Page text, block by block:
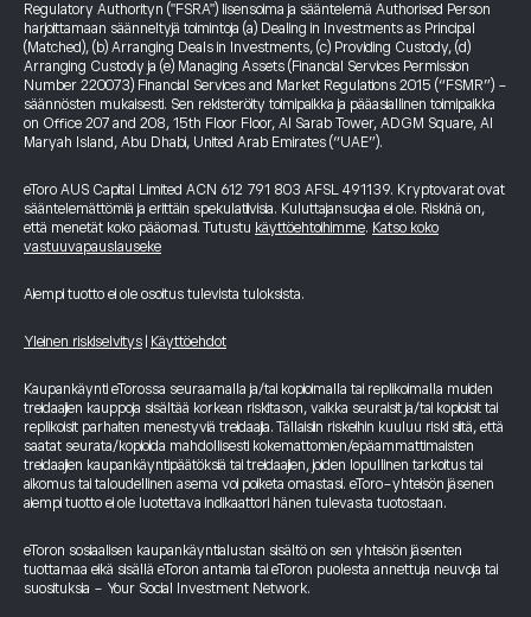
Regulatory Authorityn ("FSRA") lisensoima ja sääntelemä Authorised Person
harjoittamaan säänneltyjä toimintoja (a) Dealing in Investments as Principal
(Matched), (b) Arranging Deals in Investments, (c) Providing Custody, (d)
Arranging Custody ja (e) Managing Assets (Financial Services Permission
Number 220073) Financial Services and Market Regulations 2015 (“FSMR”) -
säännösten mukaisesti. Sen rekisteröity toimipaikka ja pääasiallinen toimipaikka
on Office 207 and 208, 15th Floor Floor, Al Sarab Tower, ADGM Square, Al
Maryah Island, Abu Dhabi, United Arab Emirates (“UAE”).
eToro AUS Capital Limited ACN 612 791 803 AFSL 491139. Kryptovarat ovat
sääntelemättömiä ja erittäin spekulatiivisia. Kuluttajansuojaa ei ole. Riskinä on,
että menetät koko pääomasi. Tutustu käyttöehtoihimme. Katso koko
vastuuvapauslauseke
Aiempi tuotto ei ole osoitus tulevista tuloksista.
Yleinen riskiselvitys Käyttöehdot
Kaupankäynti eTorossa seuraamalla ja/tai kopioimalla tai replikoimalla muiden
treidaajien kauppoja sisältää korkean riskitason, vaikka seuraisit ja/tai kopioisit tai
replikoisit parhaiten menestyviä treidaajia. Tällaisiin riskeihin kuuluu riski siitä, että
saatat seurata/kopioida mahdollisesti kokemattomien/epäammattimaisten
treidaajien kaupankäyntipäätöksiä tai treidaajien, joiden lopullinen tarkoitus tai
aikomus tai taloudellinen asema voi poiketa omastasi. eToro-yhteisön jäsenen
aiempi tuotto ei ole luotettava indikaattori hänen tulevasta tuotostaan.
eToron sosiaalisen kaupankäyntialustan sisältö on sen yhteisön jäsenten
tuottamaa eikä sisällä eToron antamia tai eToron puolesta annettuja neuvoja tai
suosituksia - Your Social Investment Network.